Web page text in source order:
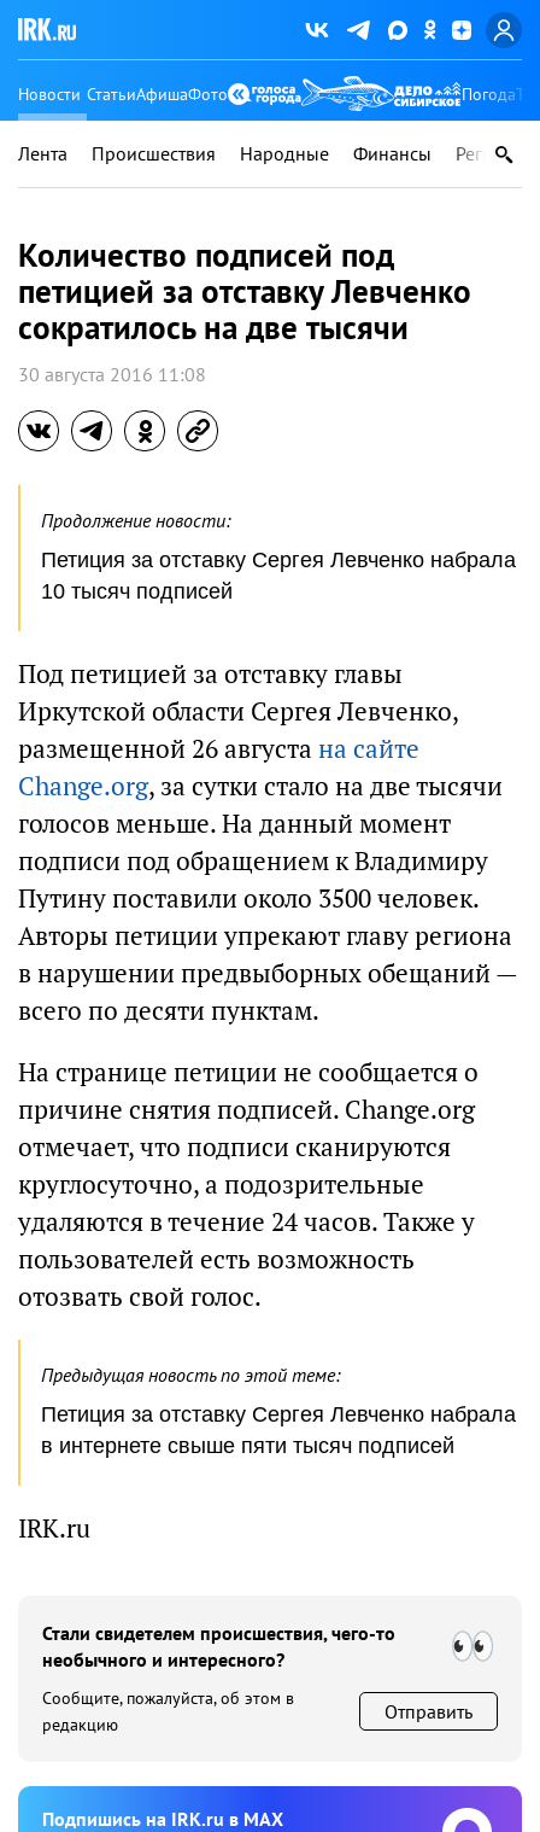
Новости СтатьиАфишаФото Погода
Лента Происшествия Народные Финансы Регионы
Количество подписей под
петицией за отставку Левченко
сократилось на две тысячи
30 августа 2016 11:08
Продолжение новости:
Петиция за отставку Сергея Левченко набрала
10 тысяч подписей
Под петицией за отставку главы
Иркутской области Сергея Левченко,
размещенной 26 августа на сайте
Change.org, за сутки стало на две тысячи
голосов меньше. На данный момент
подписи под обращением к Владимиру
Путину поставили около 3500 человек.
Авторы петиции упрекают главу региона
в нарушении предвыборных обещаний —
всего по десяти пунктам.
На странице петиции не сообщается о
причине снятия подписей. Change.org
отмечает, что подписи сканируются
круглосуточно, а подозрительные
удаляются в течение 24 часов. Также у
пользователей есть возможность
отозвать свой голос.
Предыдущая новость по этой теме:
Петиция за отставку Сергея Левченко набрала
в интернете свыше пяти тысяч подписей
IRK.ru
Стали свидетелем происшествия, чего-то
необычного и интересного?
Сообщите, пожалуйста, об этом в
редакцию
Отправить
Подпишиcь на IRK.ru в MAX